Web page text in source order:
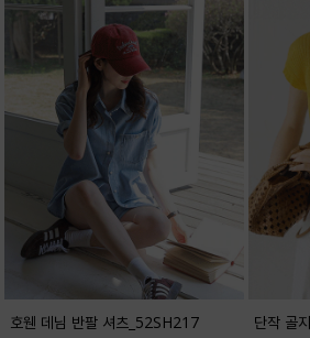
호웬 데님 반팔 셔츠_52SH217